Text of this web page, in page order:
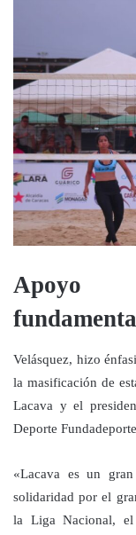
Apoyo
Velásquez, hizo
la masificación de
Lacava y el
Deporte
«Lacava es un
solidaridad por el
la Liga Nacional,